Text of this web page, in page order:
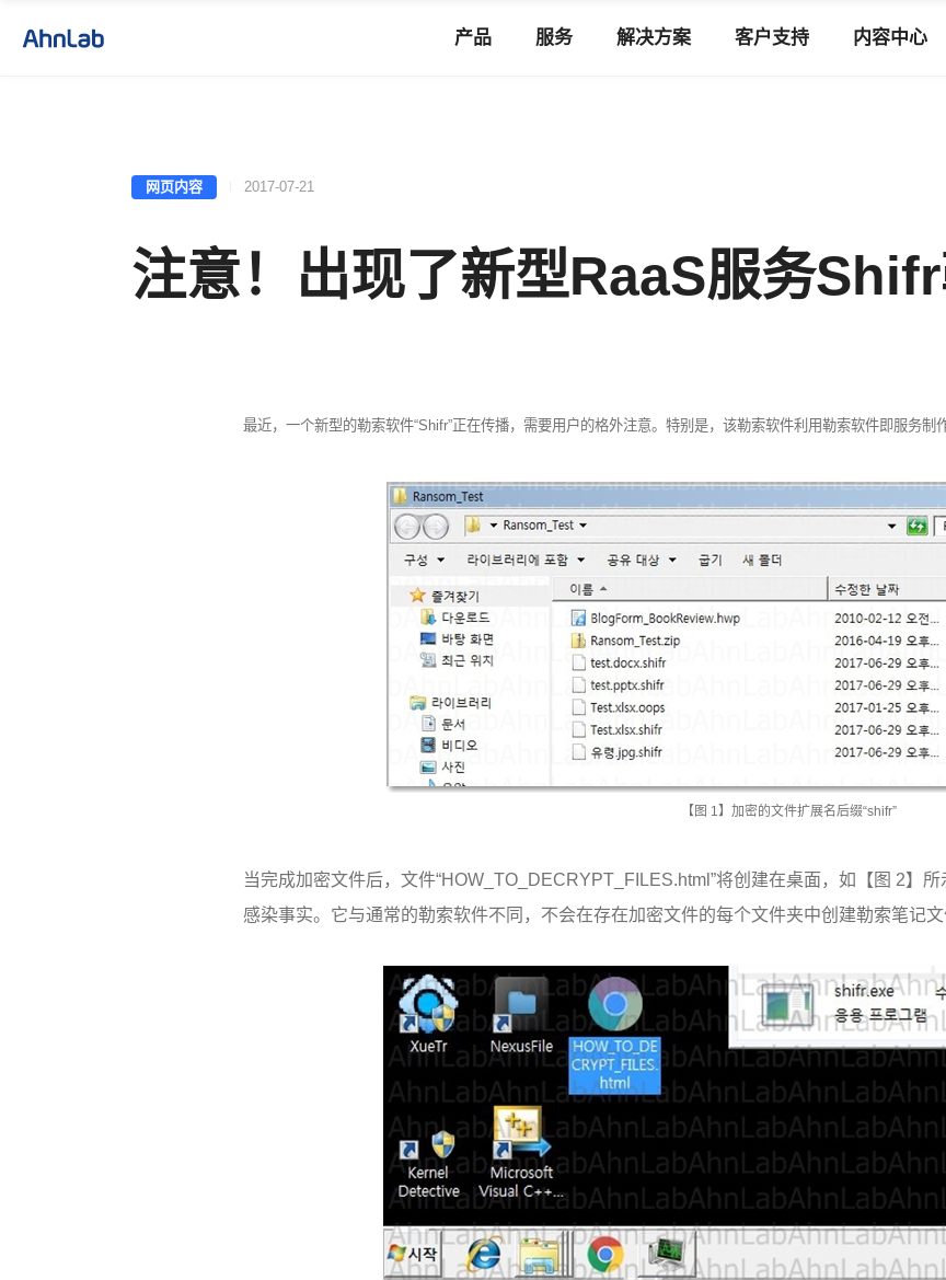
产品 服务 解决方案 客户支持 内容中心
网页内容 2017-07-21
注意！出现了新型RaaS服务
最近，一个新型的勒索软件“Shifr”正在传播，需要用户的格外注意。特别是，该勒索软件利用勒索软件即服务制
【图 1】加密的文件扩展名后缀“shifr”
当完成加密文件后，文件“HOW_TO_DECRYPT_FILES.html”将创建在桌面 ，如【图 2】所
感染事实。 它与通常的勒索软件不同，不会在存在加密文件的每个文件夹中创建勒索笔记文